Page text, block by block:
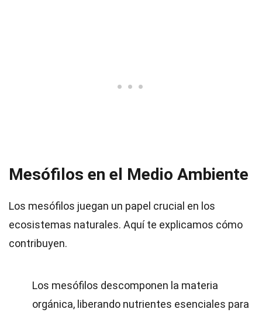
Mesófilos en el Medio Ambiente
Los mesófilos juegan un papel crucial en los
ecosistemas naturales. Aquí te explicamos cómo
contribuyen.
Los mesófilos descomponen la materia
orgánica, liberando nutrientes esenciales para